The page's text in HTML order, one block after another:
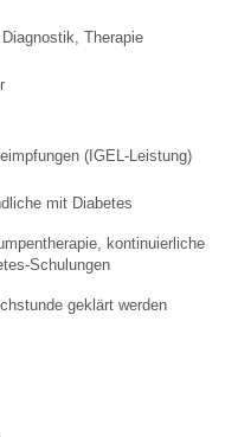
Therapie
(IGEL-Leistung)
mit Diabetes
kontinuierliche
Schulungen
geklärt werden